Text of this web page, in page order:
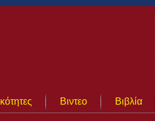
Βιντεο Βιβλία